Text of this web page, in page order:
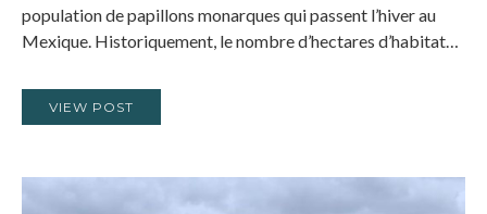
population de papillons monarques qui passent l’hiver au
Mexique. Historiquement, le nombre d’hectares d’habitat…
VIEW POST